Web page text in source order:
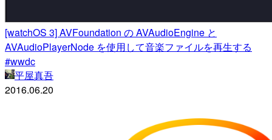
[watchOS 3] AVFoundation の AVAudioEngine と
AVAudioPlayerNode を使用して音楽ファイルを再生する
#wwdc
平屋真吾
2016.06.20